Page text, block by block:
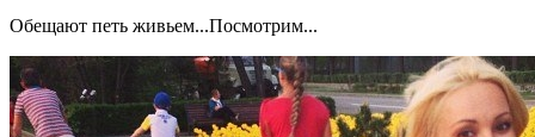
Обещают петь живьем...Посмотрим...